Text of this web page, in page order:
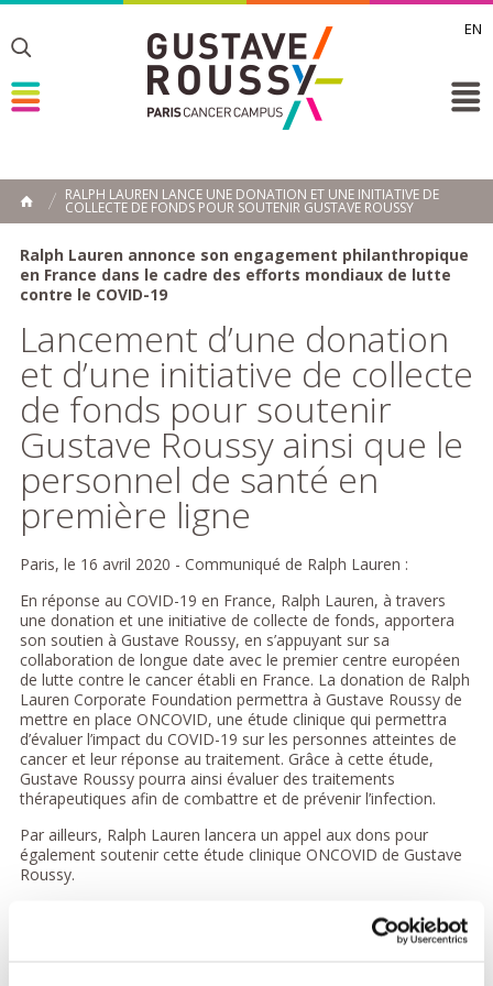
EN
Toggle
Toggle
Toggle
ACCUEIL
RALPH LAUREN LANCE UNE DONATION ET UNE INITIATIVE DE
COLLECTE DE FONDS POUR SOUTENIR GUSTAVE ROUSSY
Ralph Lauren annonce son engagement philanthropique
en France dans le cadre des efforts mondiaux de lutte
contre le COVID-19
Lancement d’une donation
et d’une initiative de collecte
de fonds pour soutenir
Gustave Roussy ainsi que le
personnel de santé en
première ligne
Paris, le 16 avril 2020 - Communiqué de Ralph Lauren :
En réponse au COVID-19 en France, Ralph Lauren, à travers
une donation et une initiative de collecte de fonds, apportera
son soutien à Gustave Roussy, en s’appuyant sur sa
collaboration de longue date avec le premier centre européen
de lutte contre le cancer établi en France. La donation de Ralph
Lauren Corporate Foundation permettra à Gustave Roussy de
mettre en place ONCOVID, une étude clinique qui permettra
d’évaluer l’impact du COVID-19 sur les personnes atteintes de
cancer et leur réponse au traitement. Grâce à cette étude,
Gustave Roussy pourra ainsi évaluer des traitements
thérapeutiques afin de combattre et de prévenir l’infection.
Par ailleurs, Ralph Lauren lancera un appel aux dons pour
également soutenir cette étude clinique ONCOVID de Gustave
Roussy.
la recherche clinique de Gustave Roussy, a déclaré :"En réponse
à cette crise sanitaire mondiale, Gustave Roussy, premier centre